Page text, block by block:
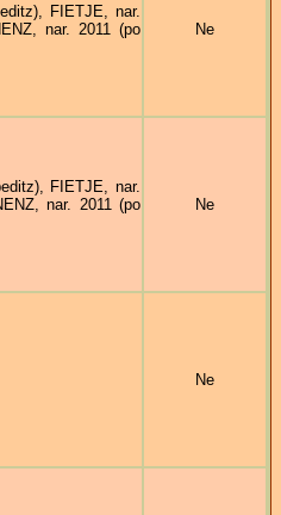
FIETJE, nar.
nar. 2011 (po
Ne
FIETJE, nar.
nar. 2011 (po
Ne
Ne